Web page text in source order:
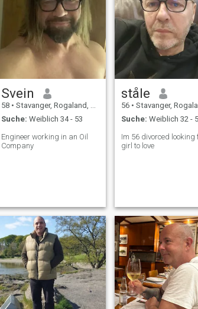
Svein
58 • Stavanger, Rogaland, Norwegen
Suche: Weiblich 34 - 53
Engineer working in an Oil
Company
ståle
56 • Stavanger, Rogaland,
Suche: Weiblich 32 -
Im 56 divorced looking
girl to love